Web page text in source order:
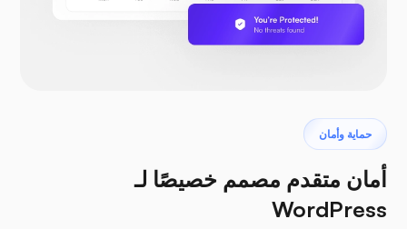
حماية وأمان
أمان متقدم مصمم خصيصًا لـ
WordPress